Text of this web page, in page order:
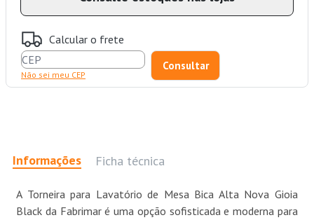
Calcular o frete
Não sei meu CEP
Informações Ficha técnica
A Torneira para Lavatório de Mesa Bica Alta Nova Gioia
Black da Fabrimar é uma opção sofisticada e moderna para